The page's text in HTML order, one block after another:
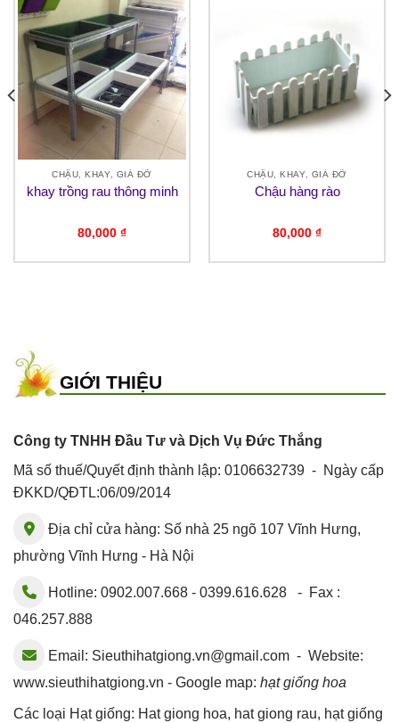
CHẬU, KHAY, GIÁ ĐỠ
khay trồng rau thông minh
80,000 ₫
CHẬU, KHAY, GIÁ ĐỠ
Chậu hàng rào
80,000 ₫
GIỚI THIỆU
Công ty TNHH Đầu Tư và Dịch Vụ Đức Thắng
Mã số thuế/Quyết định thành lập: 0106632739 - Ngày cấp
ĐKKD/QĐTL:06/09/2014
Địa chỉ cửa hàng: Số nhà 25 ngõ 107 Vĩnh Hưng,
phường Vĩnh Hưng - Hà Nội
Hotline: 0902.007.668 - 0399.616.628 - Fax :
046.257.888
Email: Sieuthihatgiong.vn@gmail.com - Website:
www.sieuthihatgiong.vn - Google map: hạt giống hoa
Các loại Hạt giống: Hat giong hoa, hat giong rau, hạt giống